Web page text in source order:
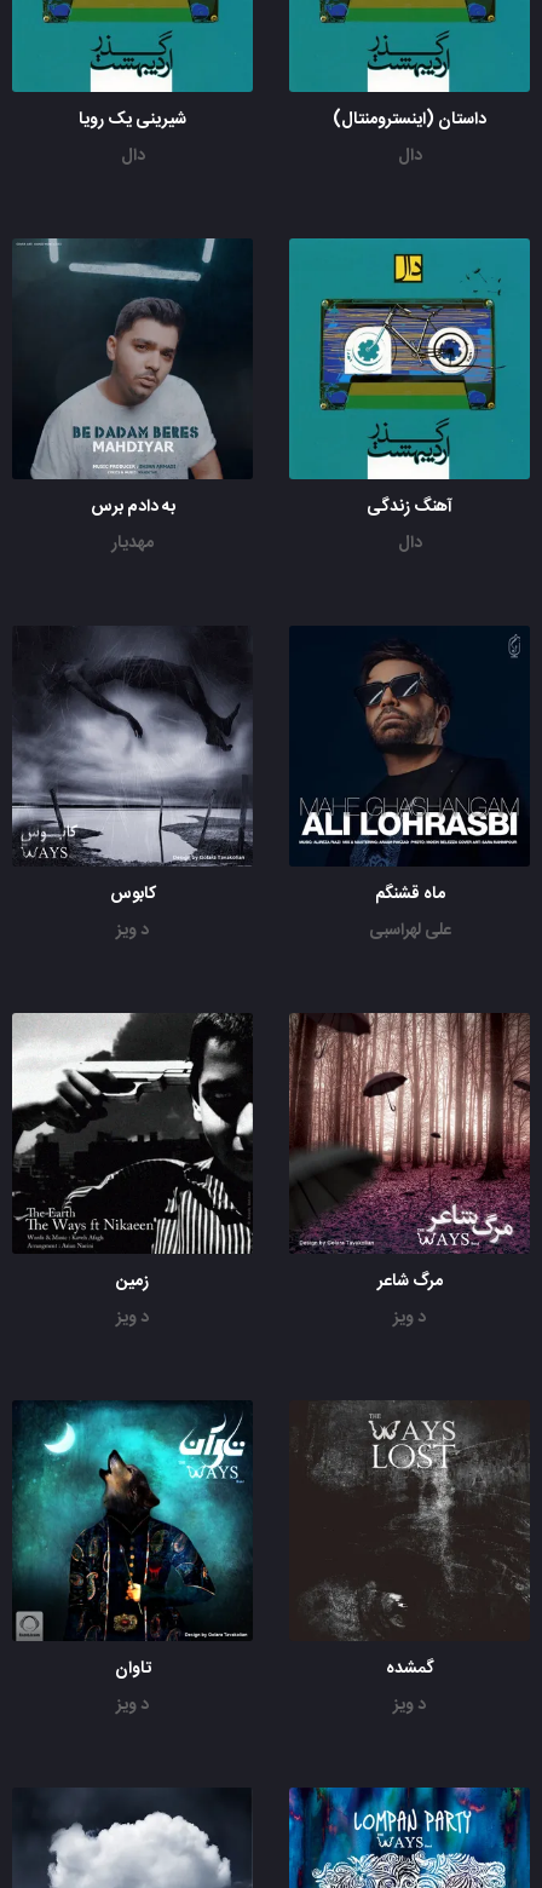
داستان (اینسترومنتال)
دال
شیرینی یک رویا
دال
آهنگ زندگی
دال
به دادم برس
مهدیار
ماه قشنگم
علی لهراسبی
کابوس
د ویز
مرگ شاعر
د ویز
زمین
د ویز
گمشده
د ویز
تاوان
د ویز